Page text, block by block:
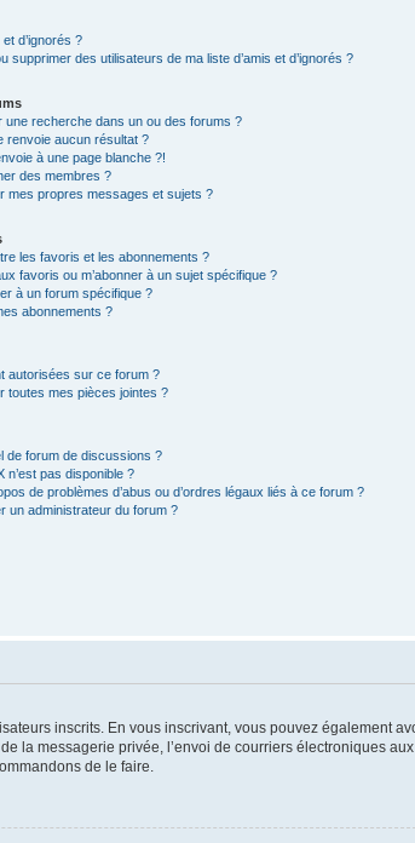
d’ignorés ?
supprimer des utilisateurs de ma liste d’amis et d’ignorés ?
une recherche dans un ou des forums ?
renvoie aucun résultat ?
à une page blanche ?!
des membres ?
mes propres messages et sujets ?
les favoris et les abonnements ?
favoris ou m’abonner à un sujet spécifique ?
à un forum spécifique ?
abonnements ?
autorisées sur ce forum ?
toutes mes pièces jointes ?
de forum de discussions ?
n’est pas disponible ?
de problèmes d’abus ou d’ordres légaux liés à ce forum ?
un administrateur du forum ?
inscrits. En vous inscrivant, vous pouvez également
la messagerie privée, l’envoi de courriers électroniques
de le faire.